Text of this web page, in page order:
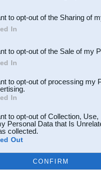
Participants
to opt-out of the Sharing of
In
to opt-out of the Sale of my
In
to opt-out of processing my
In
to opt-out of Collection,
Personal Data that Is
collected.
Out
CONFIRM